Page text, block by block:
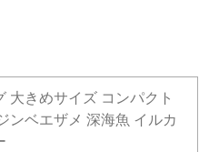
大きめサイズ コンパクト
ンベエザメ 深海魚 イルカ